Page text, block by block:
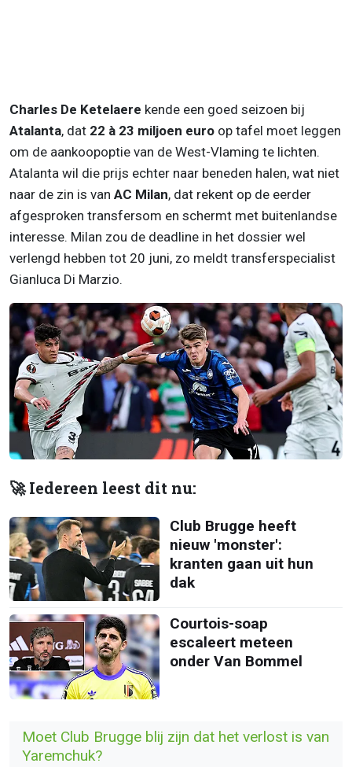
Charles De Ketelaere kende een goed seizoen bij
Atalanta, dat 22 à 23 miljoen euro op tafel moet leggen
om de aankoopoptie van de West-Vlaming te lichten.
Atalanta wil die prijs echter naar beneden halen, wat niet
naar de zin is van AC Milan, dat rekent op de eerder
afgesproken transfersom en schermt met buitenlandse
interesse. Milan zou de deadline in het dossier wel
verlengd hebben tot 20 juni, zo meldt transferspecialist
Gianluca Di Marzio.
🚀 Iedereen leest dit nu:
Club Brugge heeft
nieuw 'monster':
kranten gaan uit hun
dak
Courtois-soap
escaleert meteen
onder Van Bommel
Moet Club Brugge blij zijn dat het verlost is van
Yaremchuk?